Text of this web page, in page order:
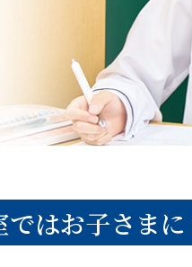
ではお子さまに